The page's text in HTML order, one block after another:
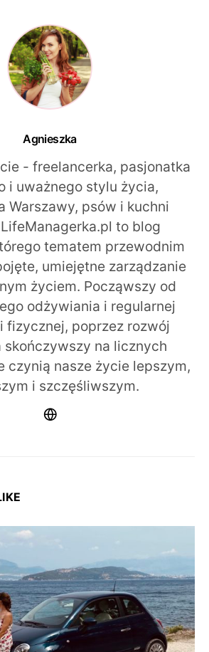
Agnieszka
- freelancerka, pasjonatka
i uważnego stylu życia,
Warszawy, psów i kuchni
to blog
tematem przewodnim
umiejętne zarządzanie
życiem. Począwszy od
odżywiania i regularnej
fizycznej, poprzez rozwój
skończywszy na licznych
czynią nasze życie lepszym,
i szczęśliwszym.